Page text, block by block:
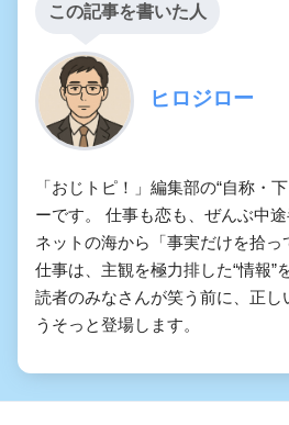
この記事を書いた人
ヒロジロー
「おじトピ！」編集部の“自称・
ーです。 仕事も恋も、ぜんぶ中途
ネットの海から「事実だけを拾
仕事は、主観を極力排した“情報”
読者のみなさんが笑う前に、正し
うそっと登場します。